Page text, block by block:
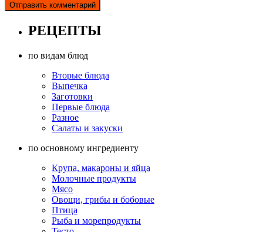
РЕЦЕПТЫ
по видам блюд
Вторые блюда
Выпечка
Заготовки
Первые блюда
Разное
Салаты и закуски
по основному ингредиенту
Крупа, макароны и яйца
Молочные продукты
Мясо
Овощи, грибы и бобовые
Птица
Рыба и морепродукты